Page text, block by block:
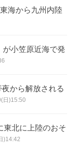
海から九州内陸
が小笠原近海で発
から解放される
日)15:50
北に上陸のおそ
)14:42